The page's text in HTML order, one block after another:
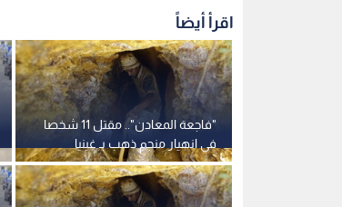
اقرأ أيضاً
"فاجعة المعادن".. مقتل 11 شخصا
في انهيار منجم ذهب بـ غينيا